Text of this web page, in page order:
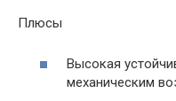
Плюсы
Высокая
механическим